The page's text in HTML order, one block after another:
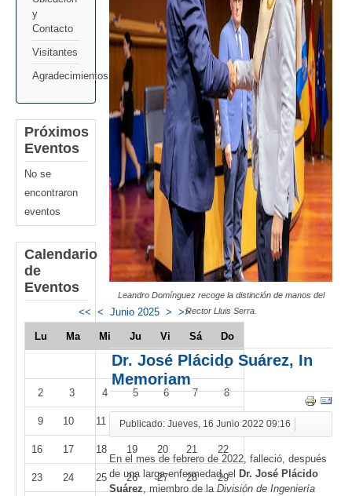
y
Contacto
Visitantes
Agradecimientos
Próximos
Eventos
No se
encontraron
eventos
Calendario
de
Eventos
<< < Junio 2025 > >>
Lu Ma Mi Ju Vi Sá Do
1
2 3 4 5 6 7 8
9 10 11 12 13 14 15
16 17 18 19 20 21 22
23 24 25 26 27 28 29
Leandro Domínguez recoge la distinción de manos del
Rector Lluis Serra.
Dr. José Plácido Suárez, In
Memoriam
Publicado: Jueves, 16 Junio 2022 09:16
En el mes de febrero de 2022, falleció, después
de una larga enfermedad, el Dr. José Plácido
Suárez, miembro de laDivisión de Ingeniería